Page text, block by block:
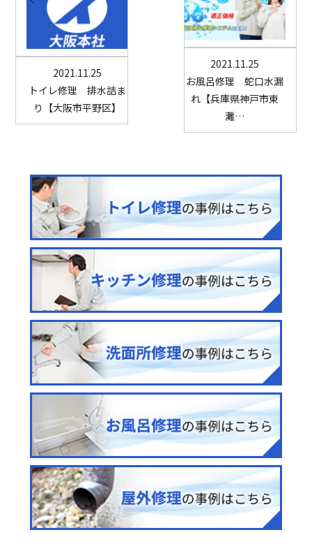
2021.11.25
トイレ修理 排水詰ま
り【大阪市平野区】
2021.11.25
お風呂修理 蛇口水漏
れ【兵庫県神戸市東
灘…